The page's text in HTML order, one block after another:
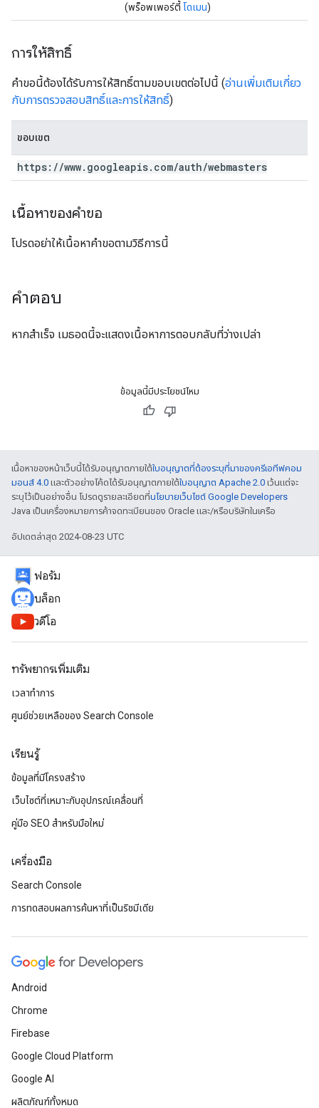
(พร็อพเพอร์ตี้ โดเมน)
การให้สิทธิ์
คำขอนี้ต้องได้รับการให้สิทธิ์ตามขอบเขตต่อไปนี้ (อ่านเพิ่มเติมเกี่ยว
กับการตรวจสอบสิทธิ์และการให้สิทธิ์)
ขอบเขต
https: //www. googleapis. com/auth/webmasters
เนื้อหาของคำขอ
โปรดอย่าให้เนื้อหาคำขอตามวิธีการนี้
คำตอบ
หากสำเร็จ เมธอดนี้จะแสดงเนื้อหาการตอบกลับที่ว่างเปล่า
ข้อมูลนี้มีประโยชน์ไหม
เนื้อหาของหน้าเว็บนี้ได้รับอนุญาตภายใต้ใบอนุญาตที่ต้องระบุที่มาของครีเอทีฟคอม
มอนส์ 4.0 และตัวอย่างโค้ดได้รับอนุญาตภายใต้ใบอนุญาต Apache 2.0 เว้นแต่จะ
ระบุไว้เป็นอย่างอื่น โปรดดูรายละเอียดที่นโยบายเว็บไซต์ Google Developers
Java เป็นเครื่องหมายการค้าจดทะเบียนของ Oracle และ/หรือบริษัทในเครือ
อัปเดตล่าสุด 2024-08-23 UTC
ฟอรัม
บล็อก
วิดีโอ
ทรัพยากรเพิ่มเติม
เวลาทำการ
ศูนย์ช่วยเหลือของ Search Console
เรียนรู้
ข้อมูลที่มีโครงสร้าง
เว็บไซต์ที่เหมาะกับอุปกรณ์เคลื่อนที่
คู่มือ SEO สำหรับมือใหม่
เครื่องมือ
Search Console
การทดสอบผลการค้นหาที่เป็นริชมีเดีย
Android
Chrome
Firebase
Google Cloud Platform
Google AI
ผลิตภัณฑ์ทั้งหมด